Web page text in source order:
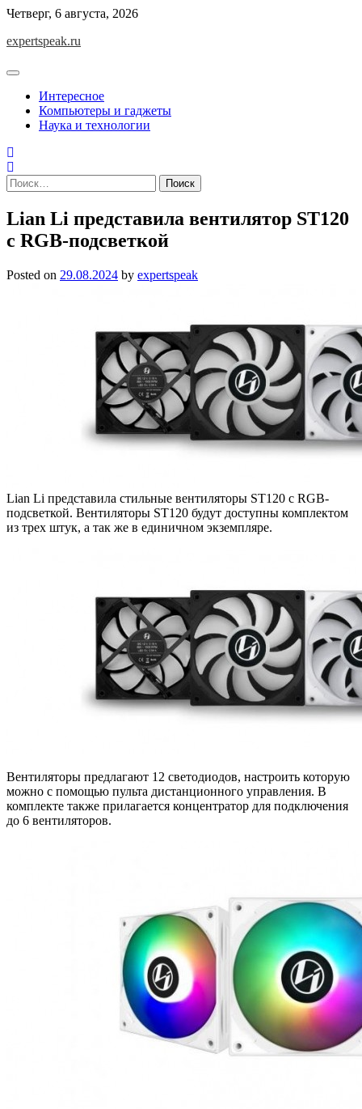
Skip
content
Четверг, 6 августа, 2026
expertspeak.ru
Интересное
Компьютеры и гаджеты
Наука и технологии
Найти:
Lian Li представила вентилятор ST120
с RGB-подсветкой
Posted on 29.08.2024 by expertspeak
Lian Li представила стильные вентиляторы ST120 с RGB-
подсветкой. Вентиляторы ST120 будут доступны комплектом
из трех штук, а так же в единичном экземпляре.
Вентиляторы предлагают 12 светодиодов, настроить которую
можно с помощью пульта дистанционного управления. В
комплекте также прилагается концентратор для подключения
до 6 вентиляторов.